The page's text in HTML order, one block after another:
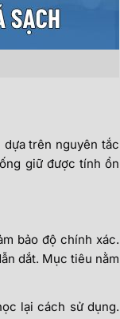
trên nguyên tắc
giữ được tính ổn
bảo độ chính xác.
dắt. Mục tiêu nằm
lại cách sử dụng.